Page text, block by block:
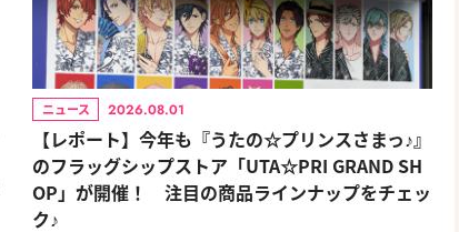
ニュース 2026.08.01
【レポート】今年も『うたの☆プリンスさまっ♪』
のフラッグシップストア「UTA☆PRI GRAND SH
OP」が開催！ 注目の商品ラインナップをチェッ
ク♪